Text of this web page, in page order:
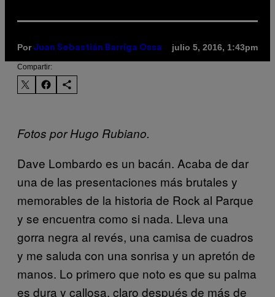
Por Juan Sebastián Barriga Ossa julio 5, 2016, 1:43pm
Compartir:
Fotos por Hugo Rubiano.
Dave Lombardo es un bacán. Acaba de dar
una de las presentaciones más brutales y
memorables de la historia de Rock al Parque
y se encuentra como si nada. Lleva una
gorra negra al revés, una camisa de cuadros
y me saluda con una sonrisa y un apretón de
manos. Lo primero que noto es que su palma
es dura y callosa, claro después de más de